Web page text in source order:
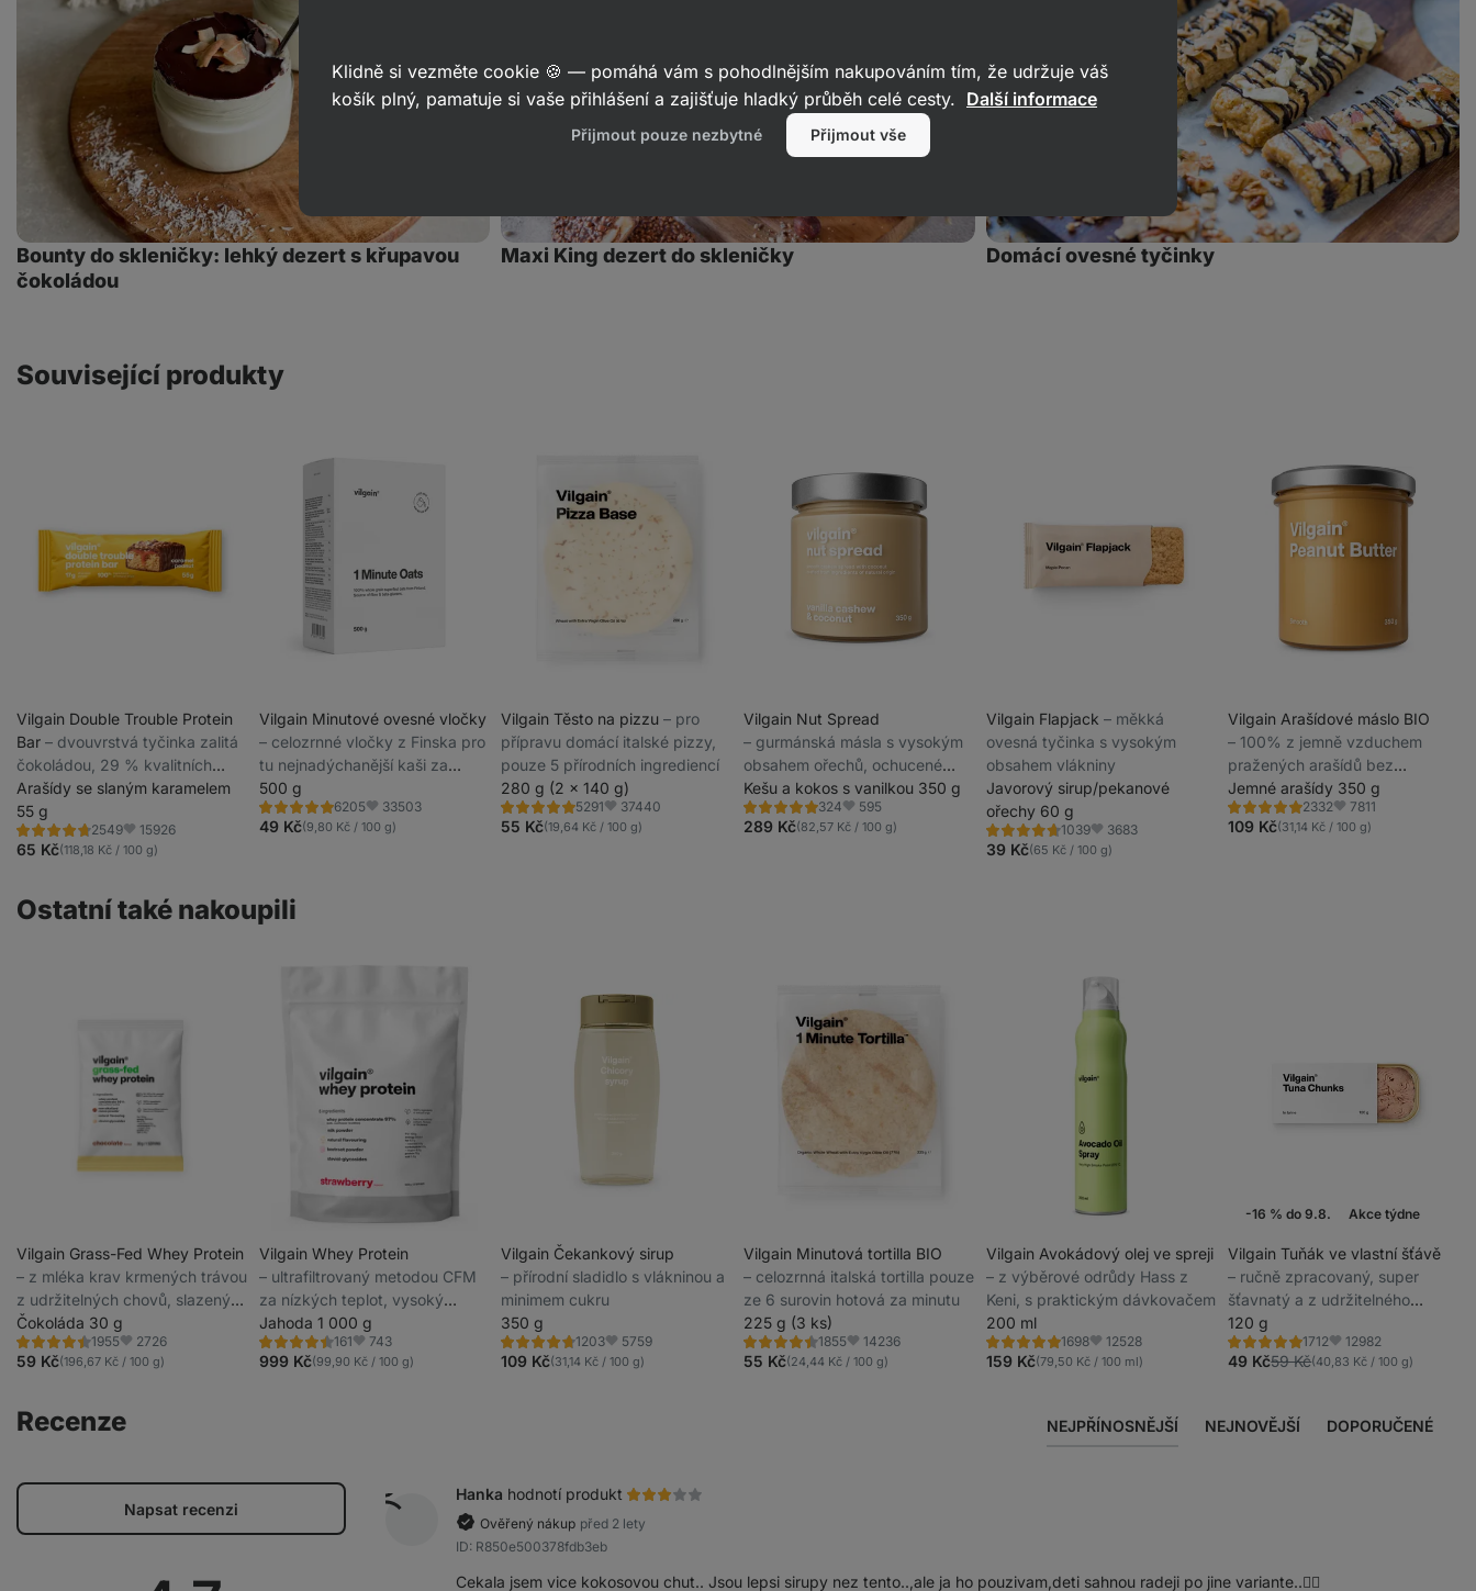
Bounty do skleničky: lehký dezert s křupavou
čokoládou
Maxi King dezert do skleničky Domácí ovesné tyčinky
Související produkty
Vilgain Double Trouble Protein
Bar ⁠–⁠ dvouvrstvá tyčinka zalitá
čokoládou, 29 % kvalitních
bílkovin, bez konzervantů a
barviv
Arašídy se slaným karamelem
55 g
2549
Hodnocení
4.7/5,
2549
Oblíbené
15926
65 Kč(118,18 Kč / 100 g)
Vilgain Minutové ovesné vločky
⁠–⁠ celozrnné vločky z Finska pro
tu nejnadýchanější kaši za
minutu
500 g
6205
Hodnocení
4.9/5,
6205
Oblíbené
33503
49 Kč(9,80 Kč / 100 g)
Vilgain Těsto na pizzu⁠–⁠ pro
přípravu domácí italské pizzy,
pouze 5 přírodních ingrediencí
280 g (2 x 140 g)
5291
Hodnocení
4.8/5,
5291
Oblíbené
37440
55 Kč(19,64 Kč / 100 g)
Vilgain Nut Spread
⁠–⁠ gurmánská másla s vysokým
obsahem ořechů, ochucené
přírodně bez umělých sladidel
Kešu a kokos s vanilkou 350 g
324
Hodnocení
4.8/5,
324
Oblíbené
595
289 Kč(82,57 Kč / 100 g)
Vilgain Flapjack ⁠–⁠ měkká
ovesná tyčinka s vysokým
obsahem vlákniny
Javorový sirup/pekanové
ořechy 60 g
1039
Hodnocení
4.6/5,
1039
Oblíbené
3683
39 Kč(65 Kč / 100 g)
Vilgain Arašídové máslo BIO
⁠–⁠ 100% z jemně vzduchem
pražených arašídů bez
přidaného cukru, tuku a soli
Jemné arašídy 350 g
2332
Hodnocení
4.8/5,
2332
Oblíbené
7811
109 Kč(31,14 Kč / 100 g)
Ostatní také nakoupili
Vilgain Grass-Fed Whey Protein
⁠–⁠ z mléka krav krmených trávou
z udržitelných chovů, slazený
stévií, ultrafiltrovaný za nízkých
teplot
Čokoláda 30 g
1955
Hodnocení
4.4/5,
Oblíbené
2726
59 Kč(196,67 Kč / 100 g)
Vilgain Whey Protein
⁠–⁠ ultrafiltrovaný metodou CFM
za nízkých teplot, vysoký
obsah bílkovin a BCAA, slazený
steviol-glykosidy
Jahoda 1 000 g
161
Hodnocení
4.5/5,
Oblíbené
743
999 Kč(99,90 Kč / 100 g)
Vilgain Čekankový sirup
⁠–⁠ přírodní sladidlo s vlákninou a
minimem cukru
350 g
1203
Hodnocení
4.8/5,
Oblíbené
5759
109 Kč(31,14 Kč / 100 g)
Vilgain Minutová tortilla BIO
⁠–⁠ celozrnná italská tortilla pouze
ze 6 surovin hotová za minutu
225 g (3 ks)
1855
Hodnocení
4.5/5,
Oblíbené
14236
55 Kč(24,44 Kč / 100 g)
Vilgain Avokádový olej ve spreji
⁠–⁠ z výběrové odrůdy Hass z
Keni, s praktickým dávkovačem
200 ml
1698
Hodnocení
5.0/5,
Oblíbené
12528
159 Kč(79,50 Kč / 100 ml)
-16 % do 9.8. Akce týdne
Vilgain Tuňák ve vlastní šťávě
⁠–⁠ ručně zpracovaný, super
šťavnatý a z udržitelného
rybolovu
120 g
1712
Hodnocení
4.8/5,
Oblíbené
12982
49 Kč59 Kč(40,83 Kč / 100 g)
Recenze NEJPŘÍNOSNĚJŠÍ NEJNOVĚJŠÍ DOPORUČENÉ
Napsat recenzi
Hanka hodnotí produkt
Ověřený nákup před 2 lety
ID: R850e500378fdb3eb
Cekala jsem vice kokosovou chut.. Jsou lepsi sirupy nez tento..,ale ja ho pouzivam,deti sahnou radeji po jine variante..🤷‍♀️
Klidně si vezměte cookie 🍪 — pomáhá vám s pohodlnějším nakupováním tím, že udržuje váš
košík plný, pamatuje si vaše přihlášení a zajišťuje hladký průběh celé cesty. Další informace
Přijmout pouze nezbytné Přijmout vše